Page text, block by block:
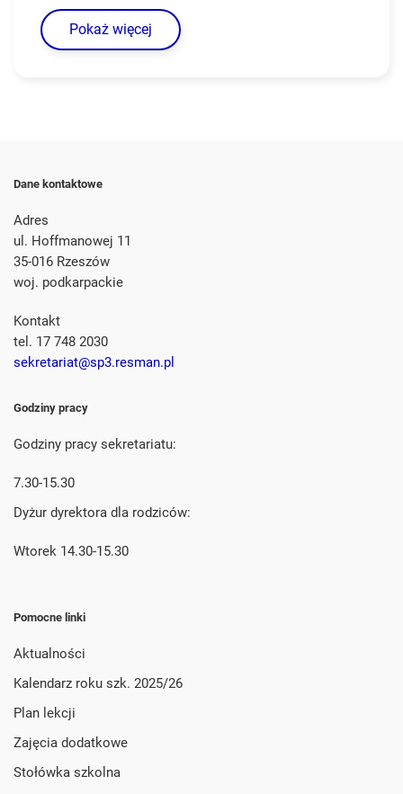
Pokaż więcej
Dane kontaktowe
Adres
ul. Hoffmanowej 11
35-016 Rzeszów
woj. podkarpackie
Kontakt
tel. 17 748 2030
sekretariat@sp3.resman.pl
Godziny pracy
Godziny pracy sekretariatu:
7.30-15.30
Dyżur dyrektora dla rodziców:
Wtorek 14.30-15.30
Pomocne linki
Aktualności
Kalendarz roku szk. 2025/26
Plan lekcji
Zajęcia dodatkowe
Stołówka szkolna